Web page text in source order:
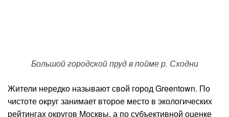
Большой городской пруд в пойме р. Сходни
Жители нередко называют свой город Greentown. По
чистоте округ занимает второе место в экологических
рейтингах округов Москвы, а по субъективной оценке